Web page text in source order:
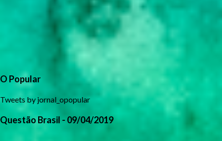
O Popular
Tweets by jornal_opopular
Questão Brasil - 09/04/2019